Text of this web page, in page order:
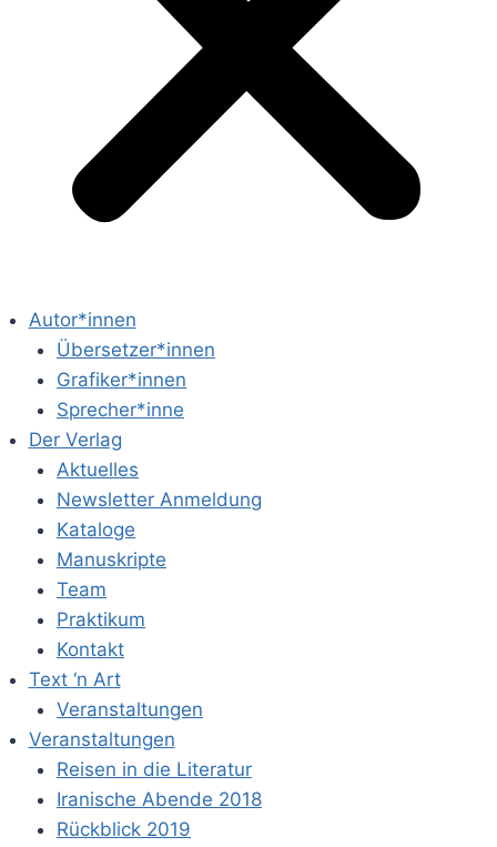
Autor*innen
Übersetzer*innen
Grafiker*innen
Sprecher*inne
Der Verlag
Aktuelles
Newsletter Anmeldung
Kataloge
Manuskripte
Team
Praktikum
Kontakt
Text ‘n Art
Veranstaltungen
Veranstaltungen
Reisen in die Literatur
Iranische Abende 2018
Rückblick 2019